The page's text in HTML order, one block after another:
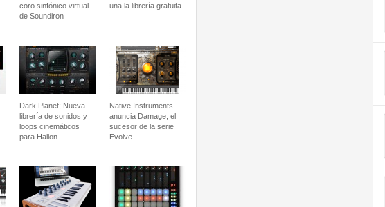
coro sinfónico virtual
de Soundiron
una la librería gratuita.
Dark Planet; Nueva
librería de sonidos y
loops cinemáticos
para Halion
Native Instruments
anuncia Damage, el
sucesor de la serie
Evolve.